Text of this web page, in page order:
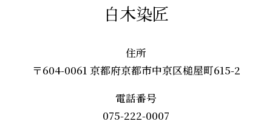
白木染匠
住所
〒604-0061 京都府京都市中京区槌屋町615-2
電話番号
075-222-0007